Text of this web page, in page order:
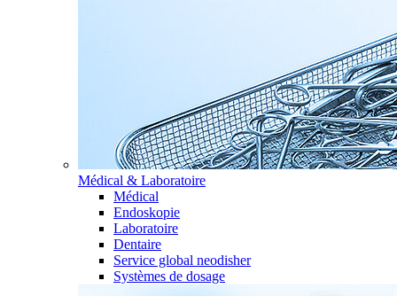
Médical & Laboratoire
Médical
Endoskopie
Laboratoire
Dentaire
Service global neodisher
Systèmes de dosage